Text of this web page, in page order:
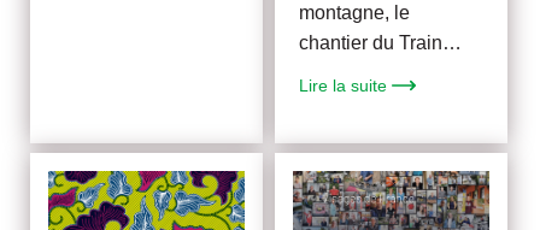
montagne, le
chantier du Train…
Lire la suite